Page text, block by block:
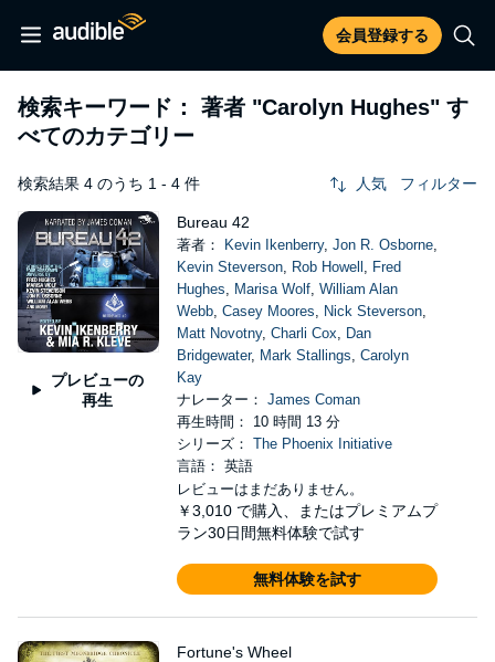
会員登録する
検索キーワード： 著者 "Carolyn Hughes" す
べてのカテゴリー
検索結果 4 のうち 1 - 4 件 人気 フィルター
プレビューの
再生
Bureau 42
著者： Kevin Ikenberry, Jon R. Osborne,
Kevin Steverson, Rob Howell , Fred
Hughes, Marisa Wolf, William Alan
Webb, Casey Moores, Nick Steverson,
Matt Novotny, Charli Cox, Dan
Bridgewater, Mark Stallings, Carolyn
Kay
ナレーター： James Coman
再生時間： 10 時間 13 分
シリーズ： The Phoenix Initiative
言語： 英語
レビューはまだありません。
￥3,010 で購入、またはプレミアムプ
ラン30日間無料体験で試す
無料体験を試す
Fortune's Wheel